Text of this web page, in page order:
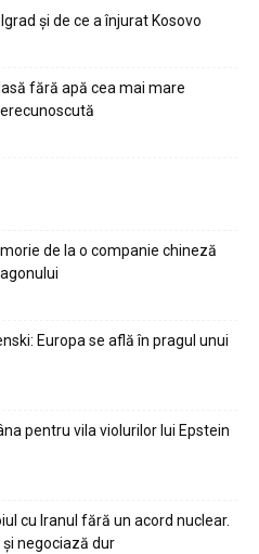
și de ce a înjurat Kosovo
fără apă cea mai mare
de la o companie chineză
Europa se află în pragul unui
pentru vila violurilor lui Epstein
cu Iranul fără un acord nuclear.
negociază dur